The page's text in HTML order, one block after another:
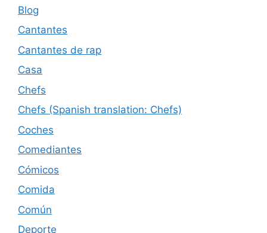
Blog
Cantantes
Cantantes de rap
Casa
Chefs
Chefs (Spanish translation: Chefs)
Coches
Comediantes
Cómicos
Comida
Común
Deporte